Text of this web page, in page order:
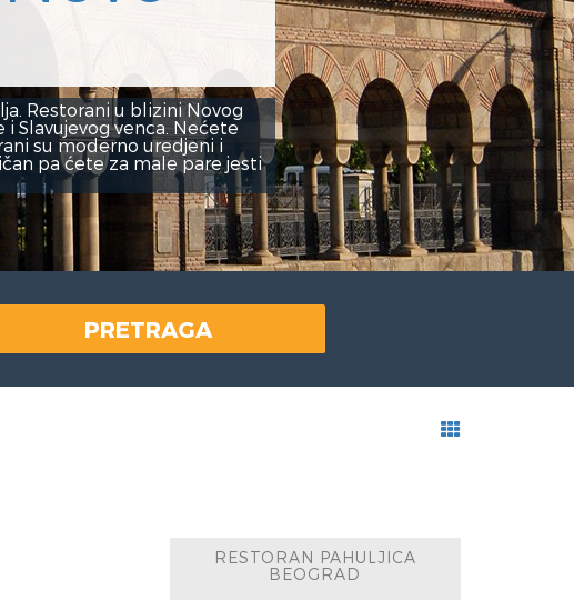
Restoran
Insolita
Rezerviši
PRETRAGA
RESTORAN PAHULJICA
BEOGRAD